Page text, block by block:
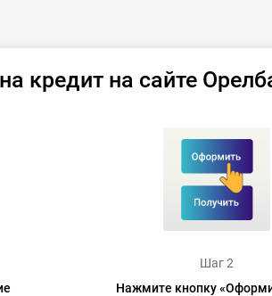
кредит на сайте
Шаг 2
Нажмите кнопку